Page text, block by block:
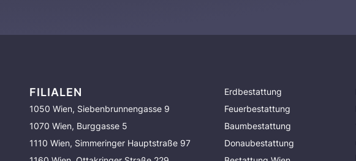
FILIALEN
1050 Wien, Siebenbrunnengasse 9
1070 Wien, Burggasse 5
1110 Wien, Simmeringer Hauptstraße 97
Erdbestattung
Feuerbestattung
Baumbestattung
Donaubestattung